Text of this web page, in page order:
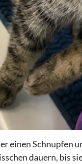
einen Schnupfen
dauern, bis